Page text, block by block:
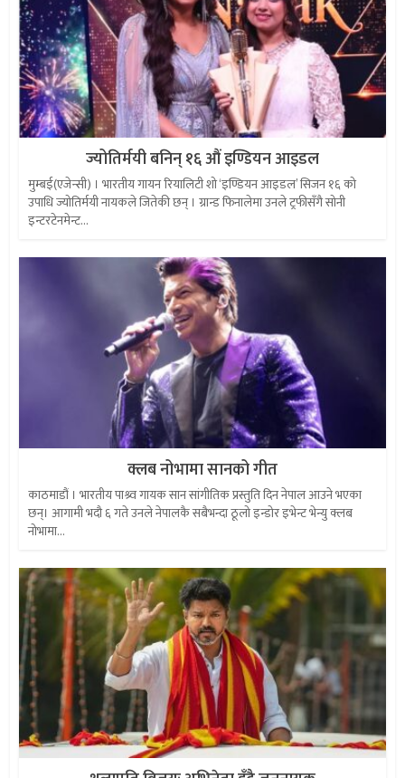
ज्योतिर्मयी बनिन् १६ औं इण्डियन आइडल
मुम्बई(एजेन्सी) । भारतीय गायन रियालिटी शो ‘इण्डियन आइडल’ सिजन १६ को
उपाधि ज्योतिर्मयी नायकले जितेकी छन् । ग्रान्ड फिनालेमा उनले ट्रफीसँगै सोनी
इन्टरटेनमेन्ट...
क्लब नोभामा सानको गीत
काठमाडौं । भारतीय पाश्र्व गायक सान सांगीतिक प्रस्तुति दिन नेपाल आउने भएका
छन्। आगामी भदौ ६ गते उनले नेपालकै सबैभन्दा ठूलो इन्डोर इभेन्ट भेन्यु क्लब
नोभामा...